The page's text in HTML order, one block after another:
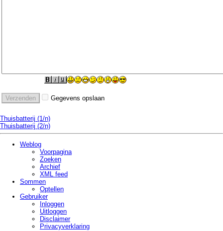
Gegevens opslaan
Thuisbatterij (1/n)
Thuisbatterij (2/n)
Weblog
Voorpagina
Zoeken
Archief
XML feed
Sommen
Optellen
Gebruiker
Inloggen
Uitloggen
Disclaimer
Privacy­verklaring